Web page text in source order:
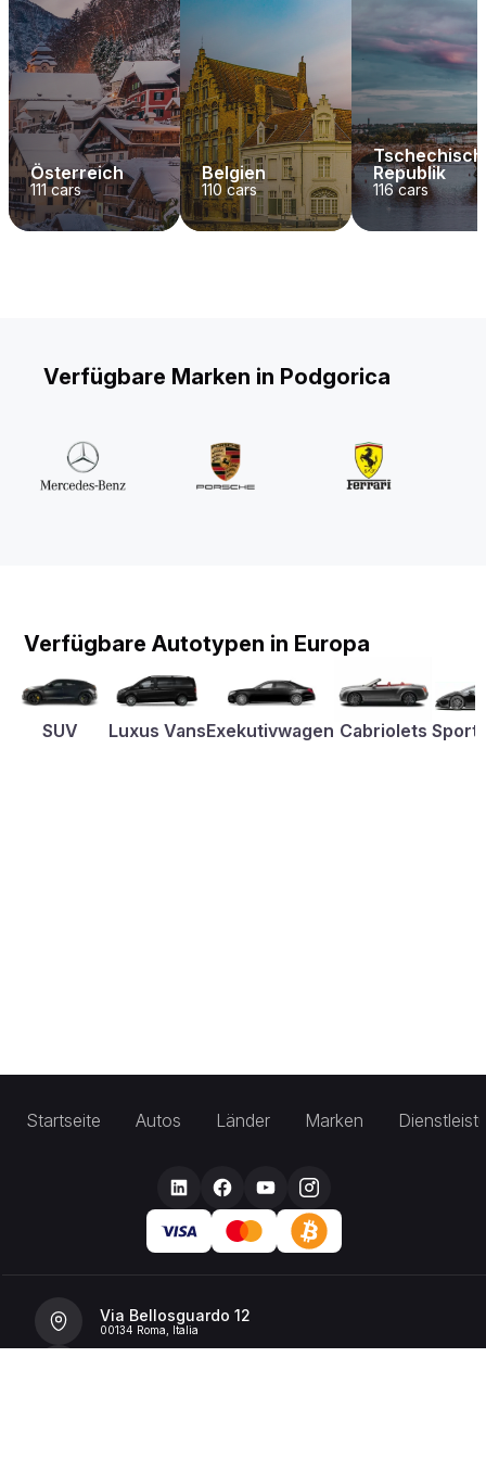
Österreich
111cars
Belgien
110 cars
Republik
116cars
Verfügbare Marken in Podgorica
Verfügbare Autotypen in Europa
SUV Luxus VansExekutivwagen Cabriolets
Startseite Autos Länder Marken
Via Bellosguardo 12
00134 Roma, Italia